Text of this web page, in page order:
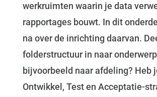
werkruimten waarin je data
rapportages bouwt. In dit
na over de inrichting daarvan.
folderstructuur in naar
bijvoorbeeld naar afdeling? Heb
Ontwikkel, Test en Acceptatie-